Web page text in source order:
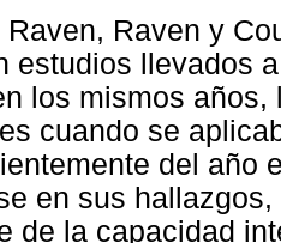
Raven y
estudios llevados
los mismos
cuando se
del año
en sus
de la capacidad